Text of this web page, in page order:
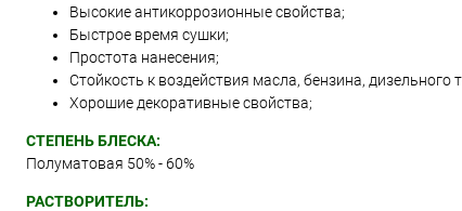
Высокие антикоррозионные свойства;
Быстрое время сушки;
Простота нанесения;
Стойкость к воздействия масла, бензина,
Хорошие декоративные свойства;
СТЕПЕНЬ БЛЕСКА:
Полуматовая 50% - 60%
РАСТВОРИТЕЛЬ: